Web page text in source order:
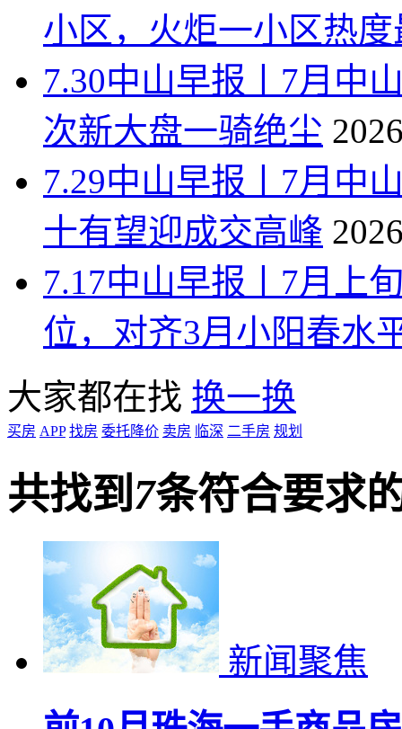
小区，火炬一小区热度
7.30中山早报丨7月中
次新大盘一骑绝尘
7.29中山早报丨7月中
十有望迎成交高峰
7.17中山早报丨7月上
位，对齐3月小阳春水
大家都在找 换一换
买房 APP 找房 委托降价 卖房 临深 二手房 规划
共找到7条符合要求
新闻聚焦